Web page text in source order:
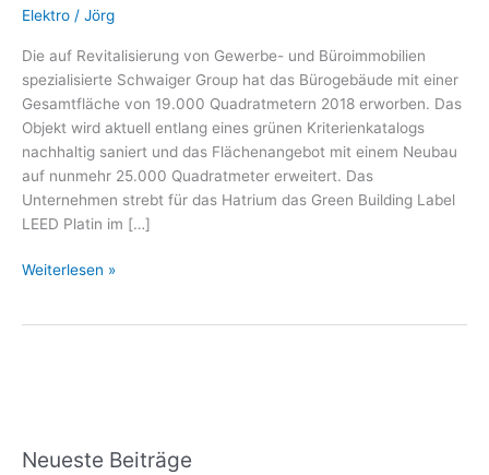
Elektro / Jörg
Die auf Revitalisierung von Gewerbe- und Büroimmobilien
spezialisierte Schwaiger Group hat das Bürogebäude mit einer
Gesamtfläche von 19.000 Quadratmetern 2018 erworben. Das
Objekt wird aktuell entlang eines grünen Kriterienkatalogs
nachhaltig saniert und das Flächenangebot mit einem Neubau
auf nunmehr 25.000 Quadratmeter erweitert. Das
Unternehmen strebt für das Hatrium das Green Building Label
LEED Platin im […]
Büroflächen
im
Hatrium
Weiterlesen »
Neueste Beiträge